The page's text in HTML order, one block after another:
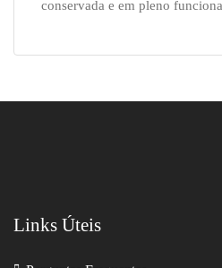
conservada e em pleno
Links Úteis